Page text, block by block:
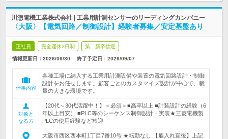
川惣電機工業株式会社 | 工業用計測センサーのリーディングカンパニー
〈大阪〉【電気回路／制御設計】経験者募集／安定基盤あり
正社員 完全週休2日制 第二新卒歓迎
情報更新日：2026/06/30 終了予定日： 2026/09/07
仕事内容
各種工場に納入する工業用計測設備や装置の電気回路設計・制御
設計をお任せします。顧客ごとのカスタマイズ設計が中心で、裁
量の大きな環境です。
対象と
なる方
【20代～30代活躍中！】＜必須＞■高卒以上 ■計装設計の経験（6
年以上目安） ■PLC等のシーケンス制御設計・実装★三菱電機製
PLCの使用経験など歓迎
大阪市西区西本町1丁目7番10号 ★転勤なし 【雇入れ直後】上記